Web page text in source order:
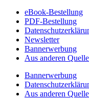
eBook-Bestellung
PDF-Bestellung
Newsletter
Bannerwerbung
Aus anderen
Bannerwerbung
Aus anderen